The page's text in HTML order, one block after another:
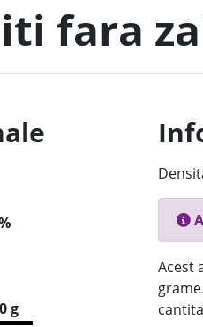
fara
g
Acest